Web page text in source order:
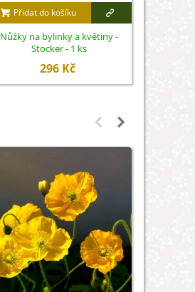
Přidat do košíku
Nůžky na bylinky a květiny -
Stocker - 1 ks
296 Kč